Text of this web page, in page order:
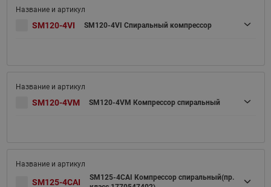
SM120-4VI SM120-4VI Спиральный компрессор
SM120-4VM SM120-4VM Компрессор спиральный
SM125-4CAI
SM125-4CAI Компрессор спиральный(пр.